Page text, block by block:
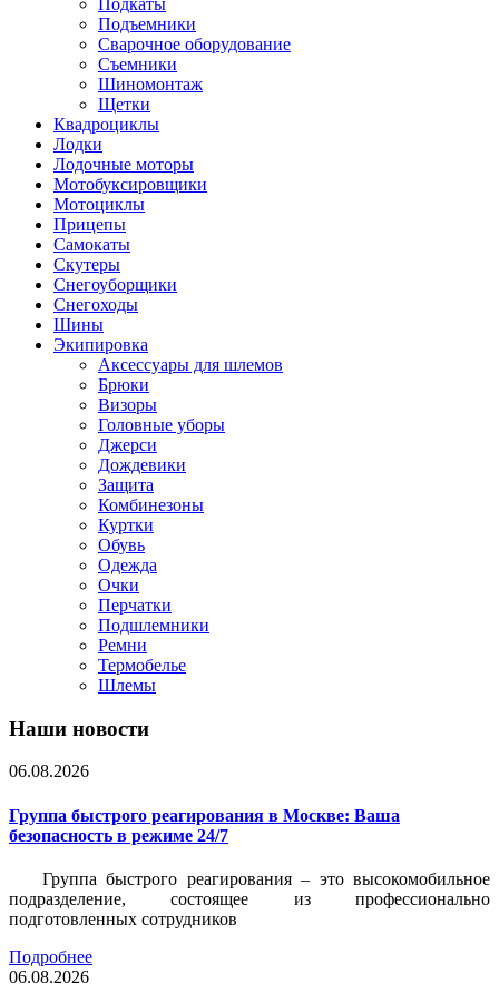
Подкаты
Подъемники
Сварочное оборудование
Съемники
Шиномонтаж
Щетки
Квадроциклы
Лодки
Лодочные моторы
Мотобуксировщики
Мотоциклы
Прицепы
Самокаты
Скутеры
Снегоуборщики
Снегоходы
Шины
Экипировка
Аксессуары для шлемов
Брюки
Визоры
Головные уборы
Джерси
Дождевики
Защита
Комбинезоны
Куртки
Обувь
Одежда
Очки
Перчатки
Подшлемники
Ремни
Термобелье
Шлемы
Наши новости
06.08.2026
Группа быстрого реагирования в Москве: Ваша
безопасность в режиме 24/7
Группа быстрого реагирования – это высокомобильное
подразделение, состоящее из профессионально
подготовленных сотрудников
Подробнее
06.08.2026